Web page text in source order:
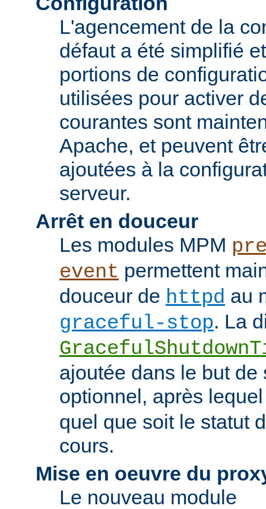
L'agencement de la
défaut a été simplifié
portions de
utilisées pour activer
courantes sont
Apache, et peuvent
ajoutées à la
serveur.
Arrêt en douceur
Les modules MPM
event permettent
douceur de httpd au
graceful-stop. La
ajoutée dans le but
optionnel, après
quel que soit le statut
cours.
Mise en oeuvre du
Le nouveau module